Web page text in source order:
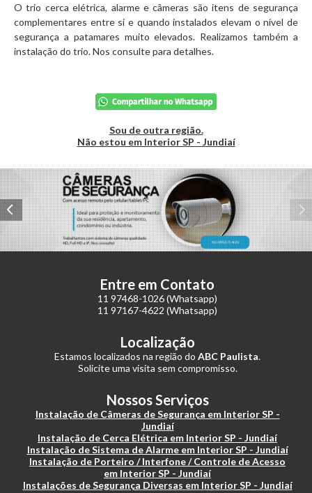
O trio cerca elétrica, alarme e câmeras são itens de segurança
complementares entre si e quando instalados elevam o nível de
segurança a patamares muito elevados. Realizamos também a
instalação do trio. Nos consulte para detalhes.
Sou de outra região.
Não estou em Interior SP - Jundiaí
Entre em Contato
11 97468-1026 (Whatsapp)
11 97167-4622 (Whatsapp)
Localização
Estamos localizados na região do ABC Paulista.
Solicite uma visita sem compromisso.
Nossos Serviços
Instalação de Câmeras de Segurança em Interior SP -
Jundiaí
Instalação de Cerca Elétrica em Interior SP - Jundiaí
Instalação de Sistema de Alarme em Interior SP - Jundiaí
Instalação de Porteiro / Interfone / Controle de Acesso
em Interior SP - Jundiaí
Instalações de Segurança Diversas em Interior SP - Jundiaí